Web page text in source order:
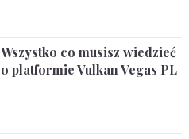
Wszystko co musisz wiedzieć
o platformie Vulkan Vegas PL